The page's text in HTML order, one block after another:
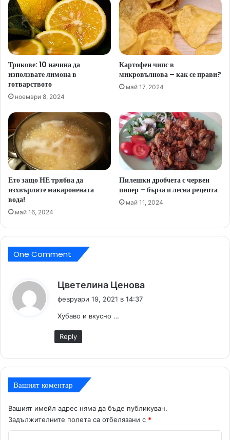
Трикове: 10 начина да
използвате лимона в
готварството
ноември 8, 2024
Картофен чипс в
микровълнова – как се прави?
май 17, 2024
Ето защо НЕ трябва да
изхвърляте макаронената
вода!
май 16, 2024
Пилешки дробчета с червен
пипер – бърза и лесна рецепта
май 11, 2024
One Comment
Цветелина Ценова
февруари 19, 2021 в 14:37
Хубаво и вкусно …
Reply
Вашият коментар
Вашият имейл адрес няма да бъде публикуван.
Задължителните полета са отбелязани с *